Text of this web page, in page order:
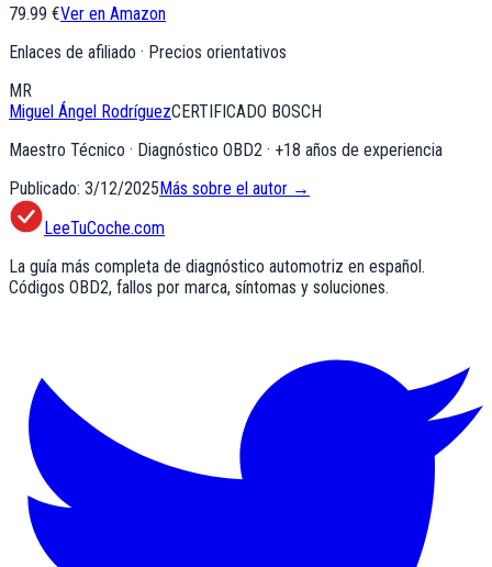
79.99 €Ver en Amazon
Enlaces de afiliado · Precios orientativos
MR
Miguel Ángel RodríguezCERTIFICADO BOSCH
Maestro Técnico · Diagnóstico OBD2 · +18 años de experiencia
Publicado: 3/12/2025Más sobre el autor →
LeeTuCoche.com
La guía más completa de diagnóstico automotriz en español.
Códigos OBD2, fallos por marca, síntomas y soluciones.